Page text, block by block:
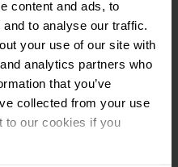
content and ads, to
to analyse our traffic.
your use of our site with
analytics partners who
that you’ve
collected from your use
to our cookies if you